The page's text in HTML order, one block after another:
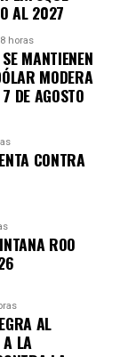
de
más
AL 2027
horas
MANTIENEN
MODERA
DE AGOSTO
CONTRA
ROO
AL
A LA